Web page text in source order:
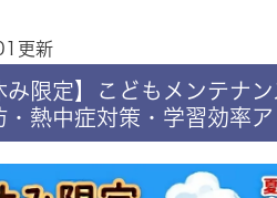
更新
み限定】こどもメンテナ
・熱中症対策・学習効率ア